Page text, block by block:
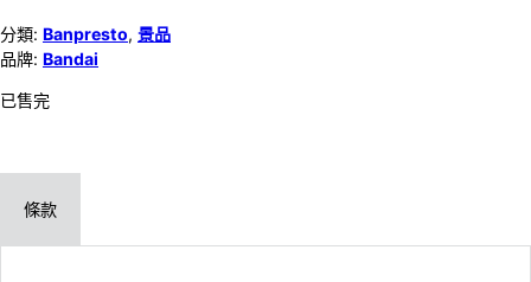
分類: Banpresto, 景品
品牌: Bandai
已售完
條款